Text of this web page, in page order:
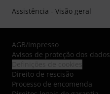
Assistência - Visão geral
AGB/Impresso
Avisos de proteção dos dados
Direito de rescisão
Processo de encomenda